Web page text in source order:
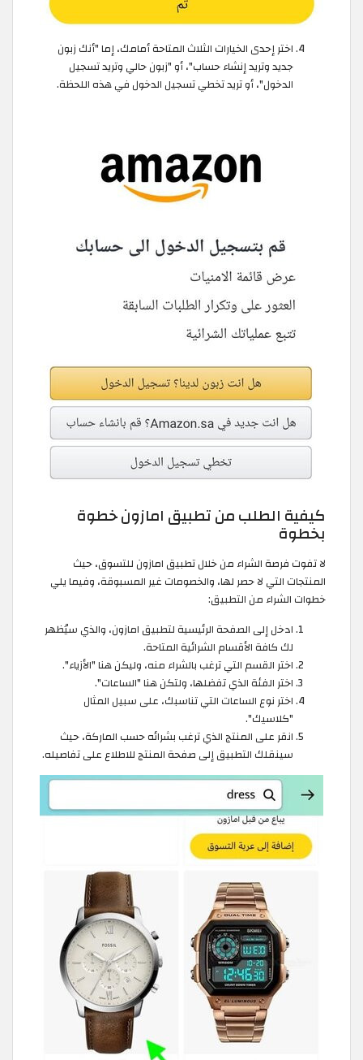
اختر إحدى الخيارات الثلاث المتاحة أمامك، إما "أنك زبون
جديد وتريد إنشاء حساب"، أو "زبون حالي وتريد تسجيل
الدخول"، أو تريد تخطي تسجيل الدخول في هذه اللحظة.
كيفية الطلب من تطبيق امازون خطوة
بخطوة
لا تفوت فرصة الشراء من خلال تطبيق امازون للتسوق، حيث
المنتجات التي لا حصر لها، والخصومات غير المسبوقة، وفيما يلي
خطوات الشراء من التطبيق:
ادخل إلى الصفحة الرئيسية لتطبيق امازون، والذي سيُظهر
لك كافة الأقسام الشرائية المتاحة.
اختر القسم التي ترغب بالشراء منه، وليكن هنا "الأزياء".
اختر الفئة الذي تفضلها، ولتكن هنا "الساعات".
اختر نوع الساعات التي تناسبك، على سبيل المثال
"كلاسيك".
انقر على المنتج الذي ترغب بشرائه حسب الماركة، حيث
سينقلك التطبيق إلى صفحة المنتج للاطلاع على تفاصيله.